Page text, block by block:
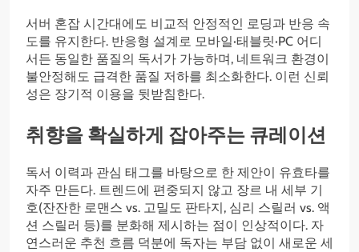
서버 혼잡 시간대에도 비교적 안정적인 로딩과 반응 속
도를 유지한다. 반응형 설계로 모바일·태블릿·PC 어디
서든 동일한 품질의 독서가 가능하며, 네트워크 환경이
불안정해도 급격한 품질 저하를 최소화한다. 이런 신뢰
성은 장기적 이용을 뒷받침한다.
취향을 확실하게 잡아주는 큐레이션
독서 이력과 관심 태그를 바탕으로 한 제안이 유효타를
자주 만든다. 트렌드에 편중되지 않고 장르 내 세부 기
호(잔잔한 로맨스 vs. 고밀도 판타지, 심리 스릴러 vs. 액
션 스릴러 등)를 분화해 제시하는 점이 인상적이다. 자
연스러운 추천 흐름 덕분에 독자는 부담 없이 새로운 세